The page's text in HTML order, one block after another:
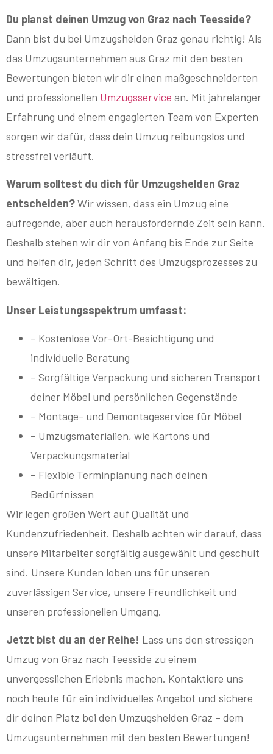
Du planst deinen Umzug von Graz nach Teesside?
Dann bist du bei Umzugshelden Graz genau richtig! Als
das Umzugsunternehmen aus Graz mit den besten
Bewertungen bieten wir dir einen maßgeschneiderten
und professionellen Umzugsservice an. Mit jahrelanger
Erfahrung und einem engagierten Team von Experten
sorgen wir dafür, dass dein Umzug reibungslos und
stressfrei verläuft.
Warum solltest du dich für Umzugshelden Graz
entscheiden?Wir wissen, dass ein Umzug eine
aufregende, aber auch herausfordernde Zeit sein kann.
Deshalb stehen wir dir von Anfang bis Ende zur Seite
und helfen dir, jeden Schritt des Umzugsprozesses zu
bewältigen.
Unser Leistungsspektrum umfasst:
– Kostenlose Vor-Ort-Besichtigung und
individuelle Beratung
– Sorgfältige Verpackung und sicheren Transport
deiner Möbel und persönlichen Gegenstände
– Montage- und Demontageservice für Möbel
– Umzugsmaterialien, wie Kartons und
Verpackungsmaterial
– Flexible Terminplanung nach deinen
Bedürfnissen
Wir legen großen Wert auf Qualität und
Kundenzufriedenheit. Deshalb achten wir darauf, dass
unsere Mitarbeiter sorgfältig ausgewählt und geschult
sind. Unsere Kunden loben uns für unseren
zuverlässigen Service, unsere Freundlichkeit und
unseren professionellen Umgang.
Jetzt bist du an der Reihe! Lass uns den stressigen
Umzug von Graz nach Teesside zu einem
unvergesslichen Erlebnis machen. Kontaktiere uns
noch heute für ein individuelles Angebot und sichere
dir deinen Platz bei den Umzugshelden Graz – dem
Umzugsunternehmen mit den besten Bewertungen!